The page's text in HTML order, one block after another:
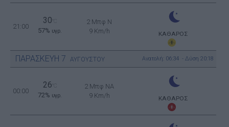
21:00
30
57% υγρ.
2 Μπφ N
9 Km/h
ΚΑΘΑΡΟΣ
ΠΑΡΑΣΚΕΥΗ 7 ΑΥΓΟΥΣΤΟΥ Ανατολή: 06:34 - Δύση 20:18
00:00
26
72% υγρ.
2 Μπφ NA
9 Km/h
ΚΑΘΑΡΟΣ